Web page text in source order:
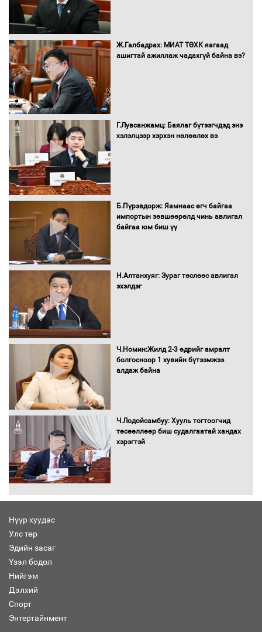
Нөөцийн махны худалдаа,
Монгол Улс “COP17”-д “Тал хээрийн
төлөвлөгөө”-гөө танилцуулна
худалдан авах журмыг баталлаа
шилжиж, найр наадам, зөвлөгөөн,
гадаад томилолтыг хориглолоо
Ж.Галбадрах: МИАТ ТӨХК яагаад
ашигтай ажиллаж чадахгүй байна вэ?
Г.Лувсанжамц: Баялаг бүтээгчдэд энэ
хэлэлцээр хэрхэн нөлөөлөх вэ
Б.Пүрэвдорж: Яамнаас өгч байгаа
импортын зөвшөөрөлд чинь авлигал
байгаа юм биш үү
Н.Алтанхуяг: Зураг төслөөс авлигал
эхэлдэг
Ч.Номин:Жилд 2-3 өдрийг амралт
болгосноор 1 хувийн бүтээмжээ
алдаж байна
Ч.Лодойсамбуу: Хууль тогтоогчид
төсөөллөөр биш судалгаатай хандах
хэрэгтэй
Нүүр хуудас
Улс төр
Эдийн засаг
Үзэл бодол
Нийгэм
Дэлхий
Спорт
Энтертайнмент